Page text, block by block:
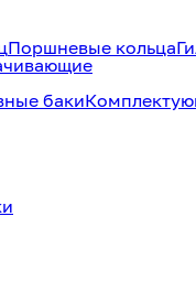
Поршневые кольца
баки